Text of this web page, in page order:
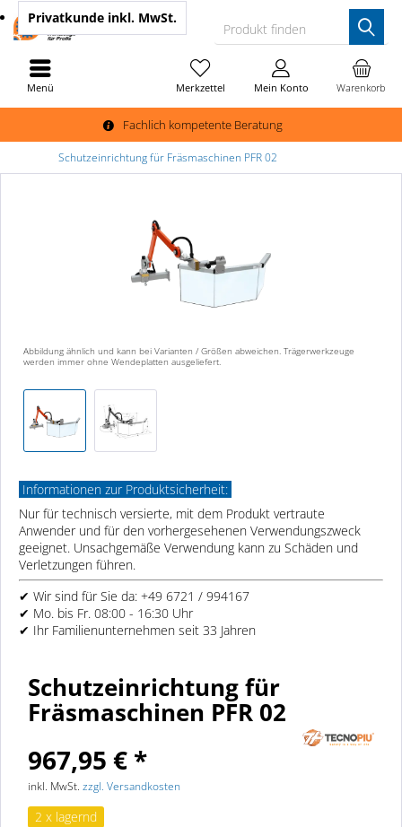
Fachlich kompetente Beratung
Produkt finden
Warenkorb
Merkzettel Mein Konto
Privatkunde inkl. MwSt.
Menü
Schutzeinrichtung für Fräsmaschinen PFR 02
Abbildung ähnlich und kann bei Varianten / Größen abweichen. Trägerwerkzeuge
werden immer ohne Wendeplatten ausgeliefert.
Informationen zur Produktsicherheit:
Nur für technisch versierte, mit dem Produkt vertraute
Anwender und für den vorhergesehenen Verwendungszweck
geeignet. Unsachgemäße Verwendung kann zu Schäden und
Verletzungen führen.
✔ Wir sind für Sie da: +49 6721 / 994167
✔ Mo. bis Fr. 08:00 - 16:30 Uhr
✔ Ihr Familienunternehmen seit 33 Jahren
Schutzeinrichtung für
Fräsmaschinen PFR 02
967,95 € *
inkl. MwSt. zzgl. Versandkosten
2 x lagernd